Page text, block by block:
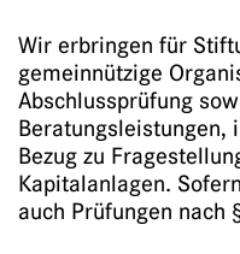
Wir erbringen für
gemeinnützige
Abschlussprüfung
Beratungsleistungen,
Bezug zu
Kapitalanlagen.
auch Prüfungen nach